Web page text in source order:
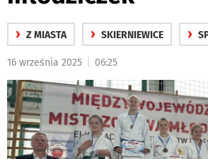
› Z MIASTA › SKIERNIEWICE ›
16 września 2025 06:25